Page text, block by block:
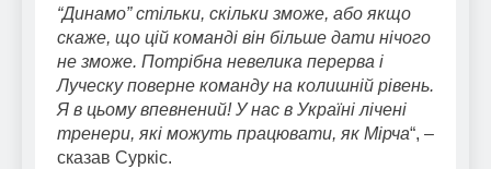
“Динамо” стільки, скільки зможе, або якщо
скаже, що цій команді він більше дати нічого
не зможе. Потрібна невелика перерва і
Луческу поверне команду на колишній рівень.
Я в цьому впевнений! У нас в Україні лічені
тренери, які можуть працювати, як Мірча“, –
сказав Суркіс.